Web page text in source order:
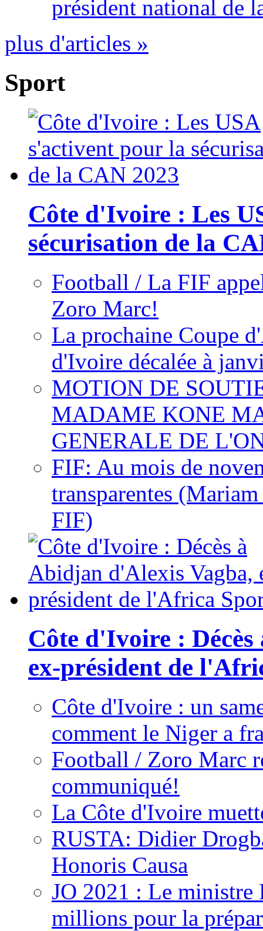
président national de
plus d'articles »
Sport
Côte d'Ivoire : Les
sécurisation de la
Football / La FIF
Zoro Marc!
La prochaine Coupe
d'Ivoire décalée à
MOTION DE
MADAME KONE
GENERALE DE
FIF: Au mois de
transparentes
FIF)
Côte d'Ivoire :
ex-président de
Côte d'Ivoire : un
comment le Niger a
Football / Zoro Marc
communiqué!
La Côte d'Ivoire
RUSTA: Didier
Honoris Causa
JO 2021 : Le ministre
millions pour la